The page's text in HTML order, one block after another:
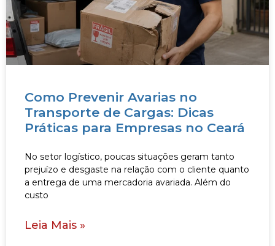
Como Prevenir Avarias no
Transporte de Cargas: Dicas
Práticas para Empresas no Ceará
No setor logístico, poucas situações geram tanto
prejuízo e desgaste na relação com o cliente quanto
a entrega de uma mercadoria avariada. Além do
custo
Leia Mais »